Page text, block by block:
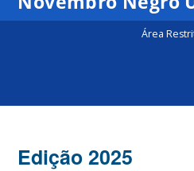
Área
Edição 2025